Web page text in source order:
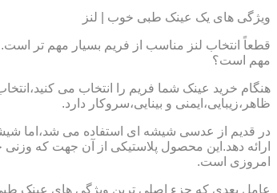
ویژگی های یک عینک طبی خوب | لنز
قطعاً انتخاب لنز مناسب از فریم بسیار مهم تر
مهم است؟
هنگام خرید عینک شما فریم را انتخاب می
ظاهر،زیبایی،ایمنی و بینایی،سروکار دارد.
ارائه دهد.این محصول پلاستیکی از آن جهت که
امروزی است.